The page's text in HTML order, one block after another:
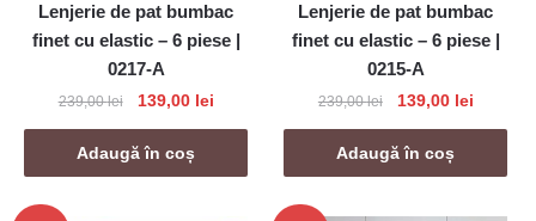
Lenjerie de pat bumbac
finet cu elastic – 6 piese |
0217-A
239,00lei
Prețul
inițial
a
fost:
139,00 leiPrețul
curent
139,00 lei.
Adaugă în coș
Lenjerie de pat bumbac
finet cu elastic – 6 piese |
0215-A
239,00lei
Prețul
inițial
a
fost:
139,00 leiPrețul
curent
139,00
Adaugă în coș